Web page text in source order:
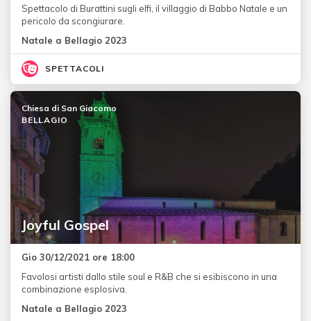
Spettacolo di Burattini sugli elfi, il villaggio di Babbo Natale e un
pericolo da scongiurare.
Natale a Bellagio 2023
SPETTACOLI
Joyful Gospel
Chiesa di San Giacomo
BELLAGIO
Gio 30/12/2021 ore 18:00
Favolosi artisti dallo stile soul e R&B che si esibiscono in una
combinazione esplosiva.
Natale a Bellagio 2023